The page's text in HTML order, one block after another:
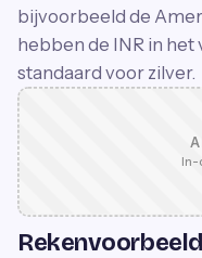
bijvoorbeeld de
hebben de INR in
standaard voor zilver.
In-
Rekenvoorbeeld